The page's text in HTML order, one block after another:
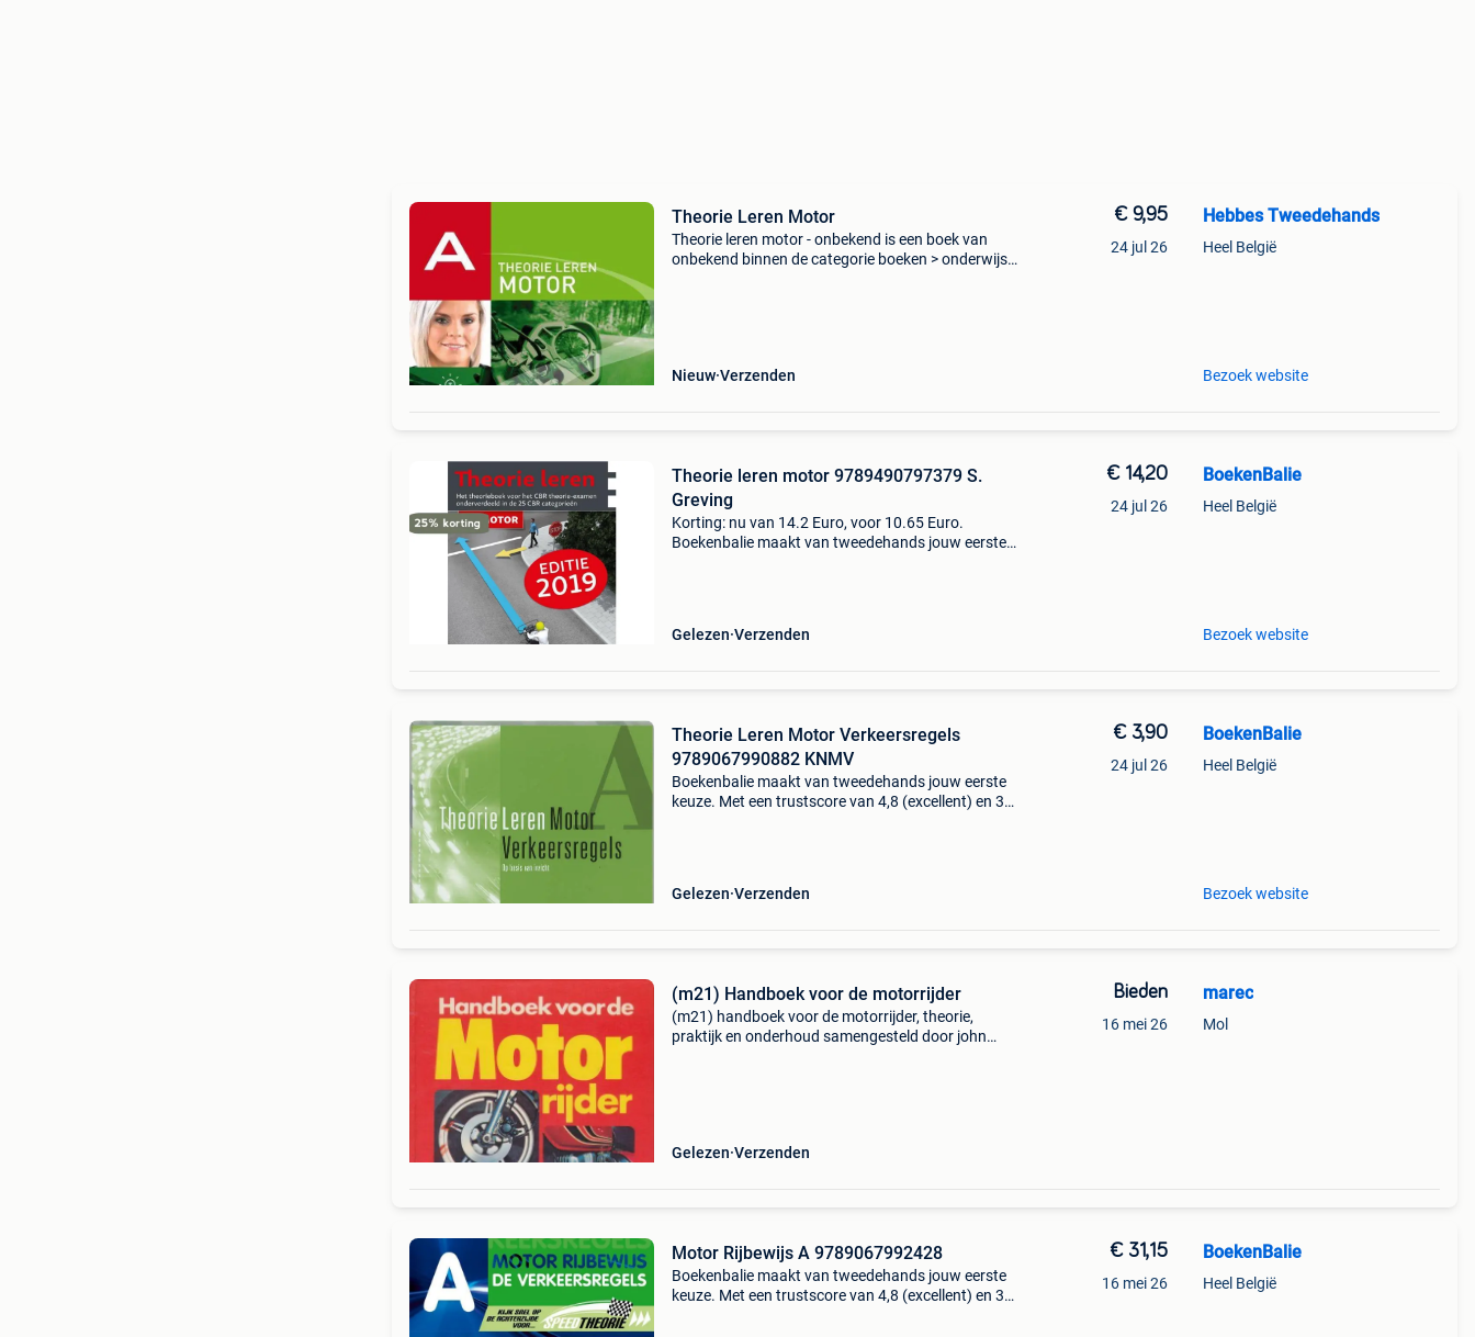
Theorie Leren Motor
Theorie leren motor - onbekend is een boek van
onbekend binnen de categorie boeken > onderwijs
Nieuw Verzenden
€ 9,95
24 jul 26
Hebbes Tweedehands
Heel België
Bezoek website
Theorie leren motor 9789490797379 S.
Greving
Korting: nu van 14.2 Euro, voor 10.65 Euro.
Boekenbalie maakt van tweedehands jouw eerste
Gelezen Verzenden
€ 14,20
24 jul 26
BoekenBalie
Heel België
Bezoek website
Theorie Leren Motor Verkeersregels
9789067990882 KNMV
Boekenbalie maakt van tweedehands jouw eerste
keuze. Met een trustscore van 4,8 (excellent) en 30
Gelezen Verzenden
€ 3,90
24 jul 26
BoekenBalie
Heel België
Bezoek website
(m21) Handboek voor de motorrijder
(m21) handboek voor de motorrijder, theorie,
praktijk en onderhoud samengesteld door john
Gelezen Verzenden
Bieden
16 mei 26
marec
Mol
Motor Rijbewijs A 9789067992428
Boekenbalie maakt van tweedehands jouw eerste
keuze. Met een trustscore van 4,8 (excellent) en 30
€ 31,15
16 mei 26
BoekenBalie
Heel België